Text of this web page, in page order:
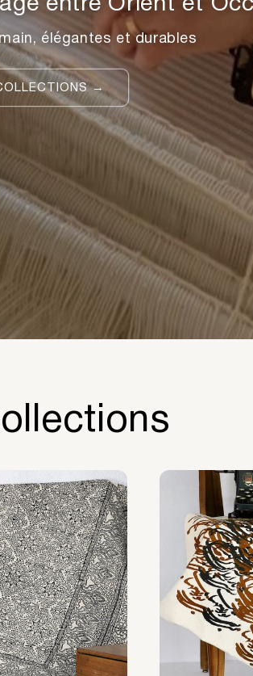
entre Orient et
élégantes et durables
→